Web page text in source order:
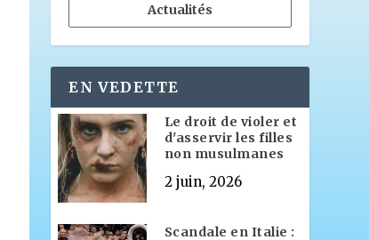
Actualités
EN VEDETTE
Le droit de violer et
d'asservir les filles
non musulmanes
2 juin, 2026
Scandale en Italie :